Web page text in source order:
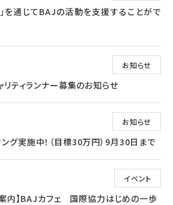
を通じてBAJの活動を支援することがで
お知らせ
ティランナー募集のお知らせ
お知らせ
ング実施中！（目標30万円）9月30日まで
イベント
内】BAJカフェ 国際協力はじめの一歩